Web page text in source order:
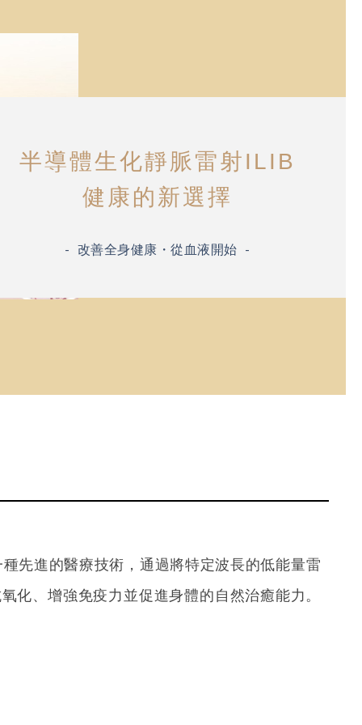
半導體生化靜脈雷射ILIB
健康的新選擇
- 改善全身健康・從血液開始 -
先進的醫療技術，通過將特定波長的低能量雷
化、增強免疫力並促進身體的自然治癒能力。